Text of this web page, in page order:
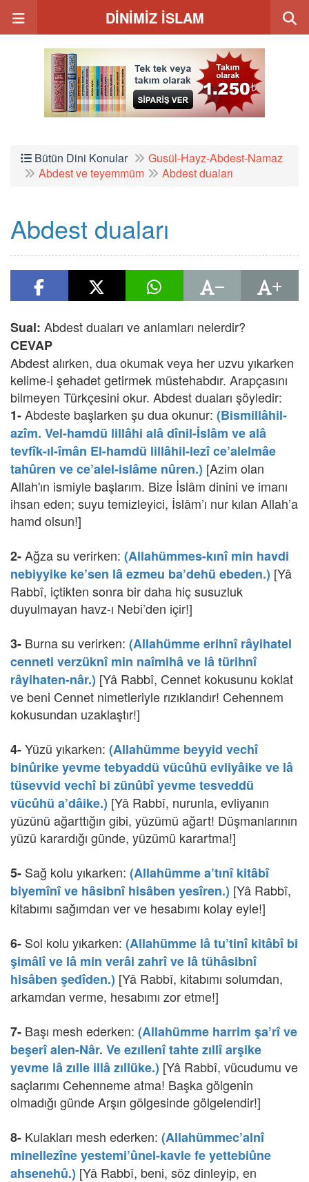
DİNİMİZ İSLAM
Bütün Dini Konular
Gusül-Hayz-Abdest-Namaz
Abdest ve teyemmüm
Abdest duaları
Abdest duaları
Sual: Abdest duaları ve anlamları nelerdir?
CEVAP
Abdest alırken, dua okumak veya her uzvu yıkarken
kelime-i şehadet getirmek müstehabdır. Arapçasını
bilmeyen Türkçesini okur. Abdest duaları şöyledir:
1-Abdeste başlarken şu dua okunur: (Bismillâhil-
azîm. Vel-hamdü lillâhi alâ dînil-İslâm ve alâ
tevfîk-ıl-îmân El-hamdü lillâhil-lezî ce’alelmâe
tahûren ve ce’alel-islâme nûren.) [Azim olan
Allah'ın ismiyle başlarım. Bize İslâm dinini ve imanı
ihsan eden; suyu temizleyici, İslâm’ı nur kılan Allah’a
hamd olsun!]
2-Ağza su verirken: (Allahümmes-kınî min havdi
nebiyyike ke’sen lâ ezmeu ba’dehü ebeden.) [Yâ
Rabbî, içtikten sonra bir daha hiç susuzluk
duyulmayan havz-ı Nebi’den içir!]
3- Burna su verirken: (Allahümme erihnî râyihatel
cenneti verzüknî min naîmihâ ve lâ türihnî
râyihaten-nâr.) [Yâ Rabbî, Cennet kokusunu koklat
ve beni Cennet nimetleriyle rızıklandır! Cehennem
kokusundan uzaklaştır!]
4-Yüzü yıkarken: (Allahümme beyyid vechî
binûrike yevme tebyaddü vücûhü evliyâike ve lâ
tüsevvid vechî bi zünûbî yevme tesveddü
vücûhü a’dâike.) [Yâ Rabbî, nurunla, evliyanın
yüzünü ağarttığın gibi, yüzümü ağart! Düşmanlarının
yüzü karardığı günde, yüzümü karartma!]
5- Sağ kolu yıkarken: (Allahümme a’tınî kitâbî
biyemînî ve hâsibnî hisâben yesîren.) [Yâ Rabbî,
kitabımı sağımdan ver ve hesabımı kolay eyle!]
6- Sol kolu yıkarken: (Allahümme lâ tu’tinî kitâbî bi
şimâlî ve lâ min verâi zahrî ve lâ tühâsibnî
hisâben şedîden.) [Yâ Rabbî, kitabımı solumdan,
arkamdan verme, hesabımı zor etme!]
7- Başı mesh ederken: (Allahümme harrim şa’rî ve
beşerî alen-Nâr. Ve ezıllenî tahte zıllî arşike
yevme lâ zılle illâ zıllüke.) [Yâ Rabbî, vücudumu ve
saçlarımı Cehenneme atma! Başka gölgenin
olmadığı günde Arşın gölgesinde gölgelendir!]
8- Kulakları mesh ederken: (Allahümmec’alnî
minellezîne yestemi’ûnel-kavle fe yettebiûne
ahsenehû.) [Yâ Rabbî, beni, söz dinleyip, en